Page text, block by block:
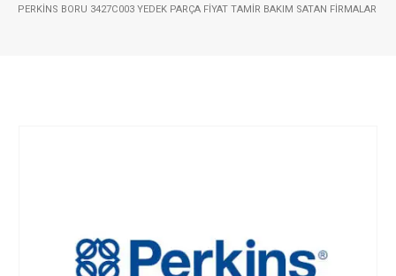
PERKINS BORU 3427C003 YEDEK PARÇA FIYAT TAMIR BAKIM SATAN FIRMALAR